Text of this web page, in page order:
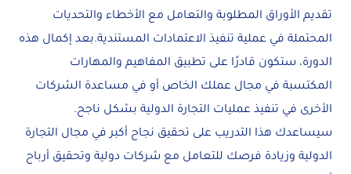
تقديم الأوراق المطلوبة والتعامل مع الأخطاء والتحديات
المحتملة في عملية تنفيذ الاعتمادات المستندية.بعد إكمال هذه
الدورة، ستكون قادرًا على تطبيق المفاهيم والمهارات
المكتسبة في مجال عملك الخاص أو في مساعدة الشركات
الأخرى في تنفيذ عمليات التجارة الدولية بشكل ناجح.
سيساعدك هذا التدريب على تحقيق نجاح أكبر في مجال التجارة
الدولية وزيادة فرصك للتعامل مع شركات دولية وتحقيق أرباح